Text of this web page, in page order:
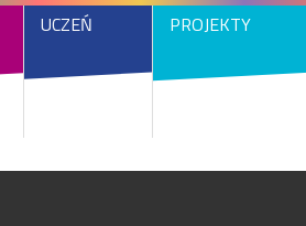
UCZEŃ PROJEKTY